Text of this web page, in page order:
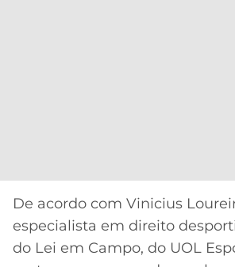
ATLÉTICO
MG
De acordo com Vinicius
especialista em direito
do Lei em Campo, do UOL